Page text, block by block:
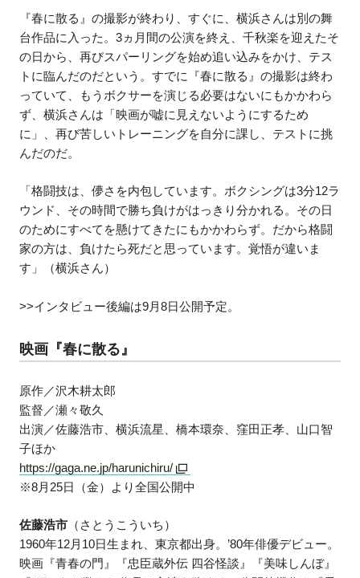
『春に散る』の撮影が終わり、すぐに、横浜さんは別の舞
台作品に入った。3ヵ月間の公演を終え、千秋楽を迎えたそ
の日から、再びスパーリングを始め追い込みをかけ、テス
トに臨んだのだという。すでに『春に散る』の撮影は終わ
っていて、もうボクサーを演じる必要はないにもかかわら
ず、横浜さんは「映画が嘘に見えないようにするため
に」、再び苦しいトレーニングを自分に課し、テストに挑
んだのだ。
「格闘技は、儚さを内包しています。ボクシングは3分12ラ
ウンド、その時間で勝ち負けがはっきり分かれる。その日
のためにすべてを懸けてきたにもかかわらず。だから格闘
家の方は、負けたら死だと思っています。覚悟が違いま
す」（横浜さん）
>>インタビュー後編は9月8日公開予定。
映画『春に散る』
原作／沢木耕太郎
監督／瀬々敬久
出演／佐藤浩市、横浜流星、橋本環奈、窪田正孝、山口智
子ほか
https://gaga.ne.jp/harunichiru/
※8月25日（金）より全国公開中
佐藤浩市 （さとうこういち）
1960年12月10日生まれ、東京都出身。’80年俳優デビュー。
映画『青春の門』『忠臣蔵外伝 四谷怪談』『美味しんぼ』